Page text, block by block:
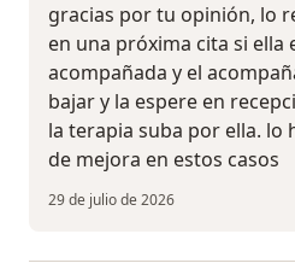
gracias por tu opinión, lo
en una próxima cita si ella
acompañada y el
bajar y la espere en
la terapia suba por ella. lo
de mejora en estos casos
29 de julio de 2026